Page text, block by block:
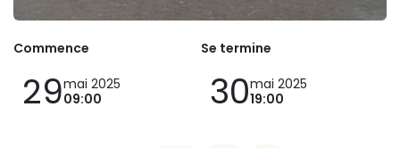
Commence
29mai 2025
09:00
Se termine
30mai 2025
19:00